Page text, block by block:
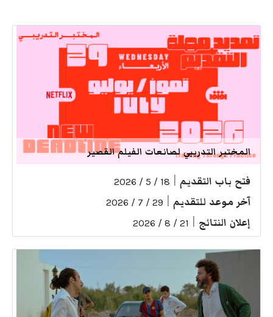
المختبر التدريبي لصانعات الفيلم القصير
فتح باب التقديم 18 / 5 / 2026
آخر موعد للتقديم 29 / 7 / 2026
إعلان النتائج 21 / 8 / 2026